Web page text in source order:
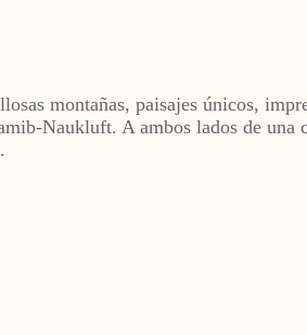
montañas, paisajes únicos,
Naukluft. A ambos lados de